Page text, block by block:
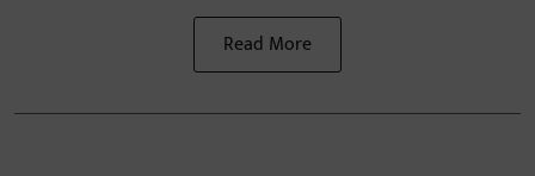
Read More